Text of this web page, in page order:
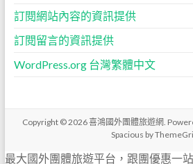
訂閱網站內容的資訊提供
訂閱留言的資訊提供
WordPress.org 台灣繁體中文
Copyright © 2026喜鴻國外團體旅遊網.
Spacious by
最大國外團體旅遊平台，跟團優惠一